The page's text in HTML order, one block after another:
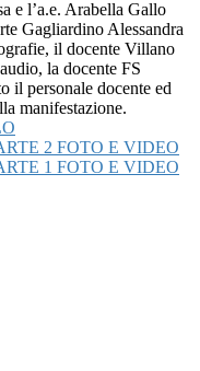
e l’a.e. Arabella Gallo
Gagliardino Alessandra
il docente Villano
la docente FS
il personale docente ed
manifestazione.
2 FOTO E VIDEO
1 FOTO E VIDEO